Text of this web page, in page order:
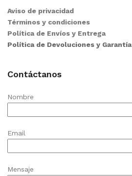
Aviso de privacidad
Términos y condiciones
Política de Envíos y Entrega
Política de Devoluciones y Garantía
Contáctanos
Nombre
Email
Mensaje